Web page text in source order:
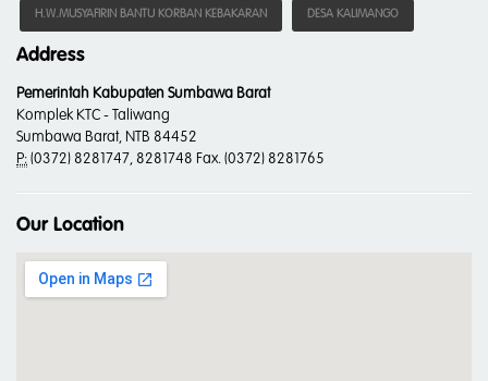
H.W.MUSYAFIRIN BANTU KORBAN KEBAKARAN DESA KALIMANGO
Address
Pemerintah Kabupaten Sumbawa Barat
Komplek KTC - Taliwang
Sumbawa Barat, NTB 84452
P: (0372) 8281747, 8281748 Fax. (0372) 8281765
Our Location